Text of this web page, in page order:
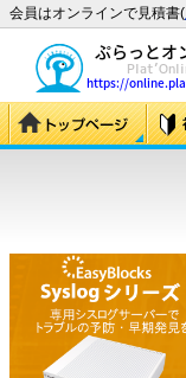
会員はオンラインで見積書(